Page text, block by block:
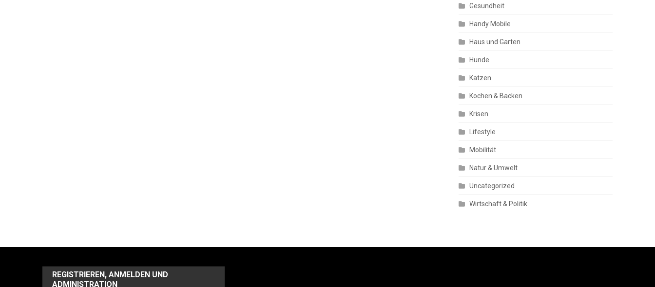
Gesundheit
Handy Mobile
Haus und Garten
Hunde
Katzen
Kochen & Backen
Krisen
Lifestyle
Mobilität
Natur & Umwelt
Uncategorized
Wirtschaft & Politik
REGISTRIEREN, ANMELDEN UND
ADMINISTRATION